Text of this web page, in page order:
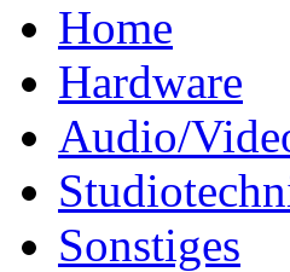
Home
Hardware
Audio/
Sonstiges